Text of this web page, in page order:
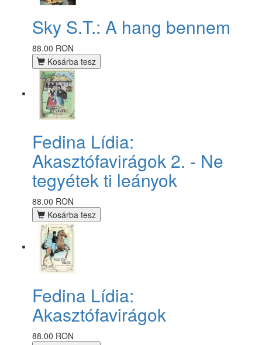
Sky S.T.: A hang bennem
88.00 RON
Kosárba tesz
Fedina Lídia:
Akasztófavirágok 2. - Ne
tegyétek ti leányok
88.00 RON
Kosárba tesz
Fedina Lídia:
Akasztófavirágok
88.00 RON